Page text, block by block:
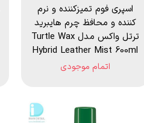
اسپری فوم تمیزکننده و نرم
کننده و محافظ چرم هایبرید
ترتل واکس مدل Turtle Wax
Hybrid Leather Mist 600ml
اتمام موجودی